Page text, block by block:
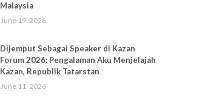
Malaysia
June 19, 2026
Dijemput Sebagai Speaker di Kazan
Forum 2026: Pengalaman Aku Menjelajah
Kazan, Republik Tatarstan
June 11, 2026